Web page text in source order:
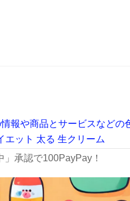
報や商品とサービスなどの
エット 太る 生クリーム
承認で100PayPay！